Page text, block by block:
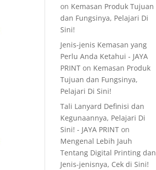
on Kemasan Produk Tujuan
dan Fungsinya, Pelajari Di
Sini!
Jenis-jenis Kemasan yang
Perlu Anda Ketahui - JAYA
PRINT on Kemasan Produk
Tujuan dan Fungsinya,
Pelajari Di Sini!
Tali Lanyard Definisi dan
Kegunaannya, Pelajari Di
Sini! - JAYA PRINT on
Mengenal Lebih Jauh
Tentang Digital Printing dan
Jenis-jenisnya, Cek di Sini!